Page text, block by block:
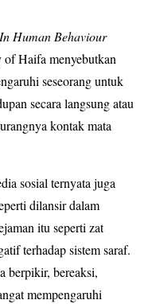
Human Behaviour
Haifa menyebutkan
seseorang untuk
secara langsung atau
kontak mata
sosial ternyata juga
dilansir dalam
itu seperti zat
terhadap sistem saraf.
berpikir, bereaksi,
mempengaruhi